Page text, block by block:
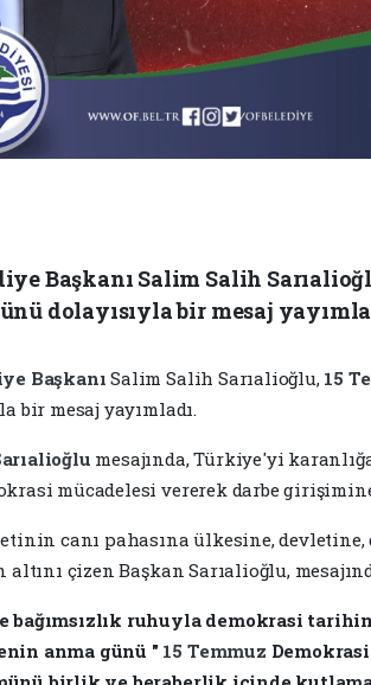
Başkanı Salim Salih
dolayısıyla bir mesaj
BaşkanıSalim Salih Sarıalioğlu, 15
bir mesaj yayımladı.
mesajında, Türkiye'yi
mücadelesi vererek darbe
canı pahasına ülkesine, devletine,
altını çizen Başkan Sarıalioğlu,
bağımsızlık ruhuyla demokrasi
anma günü "15 Temmuz